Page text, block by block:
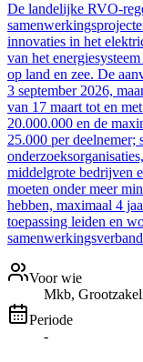
De landelijke RVO-
innovaties in het
van het
op land en zee. De
3 september 2026,
van 17 maart tot en
20.000.000 en de
25.000 per deelnemer;
middelgrote bedrijven
moeten onder meer
hebben, maximaal 4
toepassing leiden en
Voor wie
Mkb,
Periode
-